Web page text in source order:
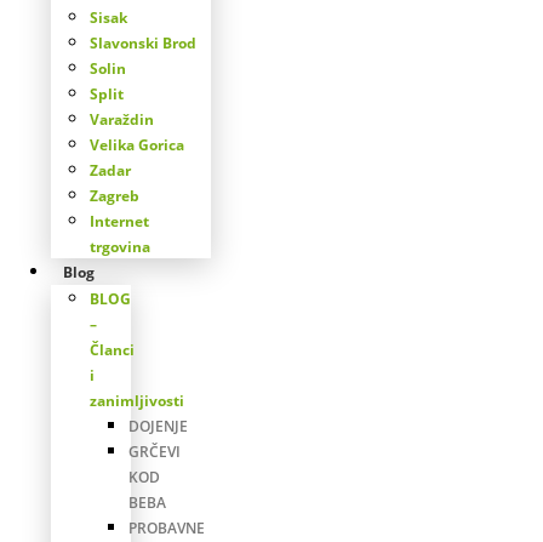
Sisak
Slavonski Brod
Solin
Split
Varaždin
Velika Gorica
Zadar
Zagreb
Internet
trgovina
Blog
BLOG
–
Članci
i
zanimljivosti
DOJENJE
GRČEVI
KOD
BEBA
PROBAVNE